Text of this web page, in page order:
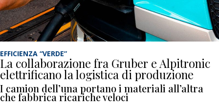
EFFICIENZA “VERDE”
La collaborazione fra Gruber e Alpitronic
elettrificano la logistica di produzione
I camion dell’una portano i materiali all’altra
che fabbrica ricariche veloci